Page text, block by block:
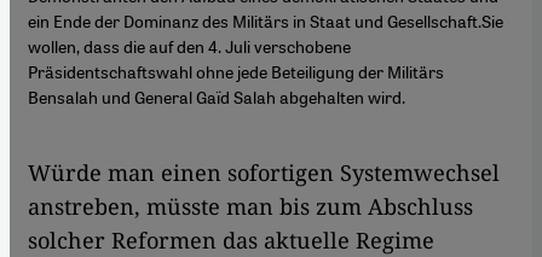
ein Ende der Dominanz des Militärs in Staat und Gesellschaft.Sie
wollen, dass die auf den 4. Juli verschobene
Präsidentschaftswahl ohne jede Beteiligung der Militärs
Bensalah und General Gaïd Salah abgehalten wird.
Würde man einen sofortigen Systemwechsel
anstreben, müsste man bis zum Abschluss
solcher Reformen das aktuelle Regime